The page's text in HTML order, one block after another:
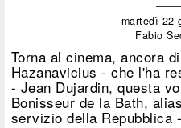
martedì 22
Fabio
Torna al cinema, ancora
Hazanavicius - che l'ha
- Jean Dujardin, questa
Bonisseur de la Bath,
servizio della Repubblica